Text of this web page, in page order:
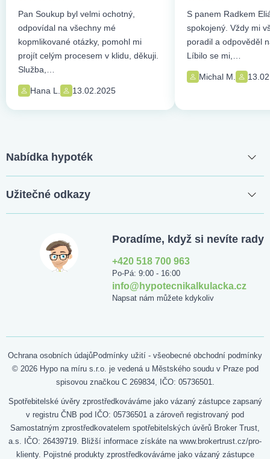
Pan Soukup byl velmi ochotný,
odpovídal na všechny mé
kopmlikované otázky, pomohl mi
projít celým procesem v klidu, děkuji.
Služba,…
Hana L. 13.02.2025
S panem Radkem
spokojený. Vždy mi
poradil a odpověděl
Líbilo se mi,…
Michal M.
Nabídka hypoték
Užitečné odkazy
Poradíme, když si nevíte rady
+420 518 700 963
Po-Pá: 9:00 - 16:00
info@hypotecnikalkulacka.cz
Napsat nám můžete kdykoliv
Ochrana osobních údajůPodmínky užití - všeobecné obchodní podmínky
© 2026 Hypo na míru s.r.o. je vedená u Městského soudu v Praze pod
spisovou značkou C 269834, IČO: 05736501.
Spotřebitelské úvěry zprostředkováváme jako vázaný zástupce zapsaný
v registru ČNB pod IČO: 05736501 a zároveň registrovaný pod
Samostatným zprostředkovatelem spotřebitelských úvěrů Broker Trust,
a.s. IČO: 26439719. Bližší informace získáte na www.brokertrust.cz/pro-
klienty. Pojistné produkty zprostředkováváme jako vázaný zástupce